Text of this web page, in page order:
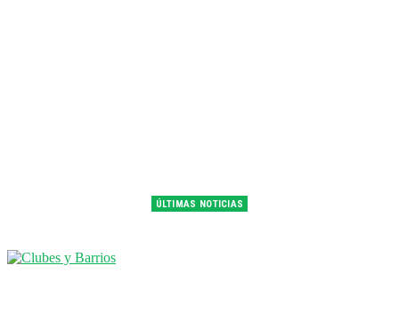
ÚLTIMAS NOTICIAS